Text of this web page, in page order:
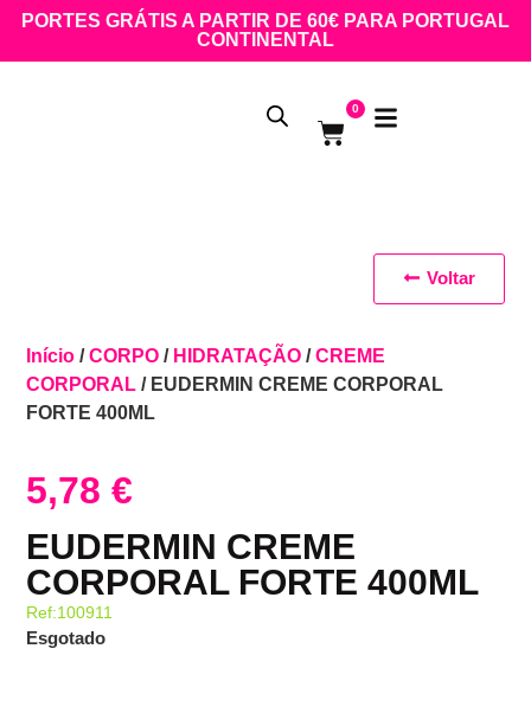
PORTES GRÁTIS A PARTIR DE 60€ PARA PORTUGAL
CONTINENTAL
0
Início /CORPO / HIDRATAÇÃO /CREME
CORPORAL / EUDERMIN CREME CORPORAL
FORTE 400ML
5,78€
EUDERMIN CREME
CORPORAL FORTE 400ML
Ref:100911
Esgotado
Voltar